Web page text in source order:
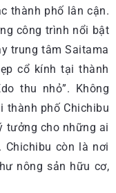
thành phố lân cận.
công trình nổi bật
trung tâm Saitama
cổ kính tại thành
thu nhỏ”. Không
thành phố Chichibu
tưởng cho những ai
còn là nơi
nông sản hữu cơ,